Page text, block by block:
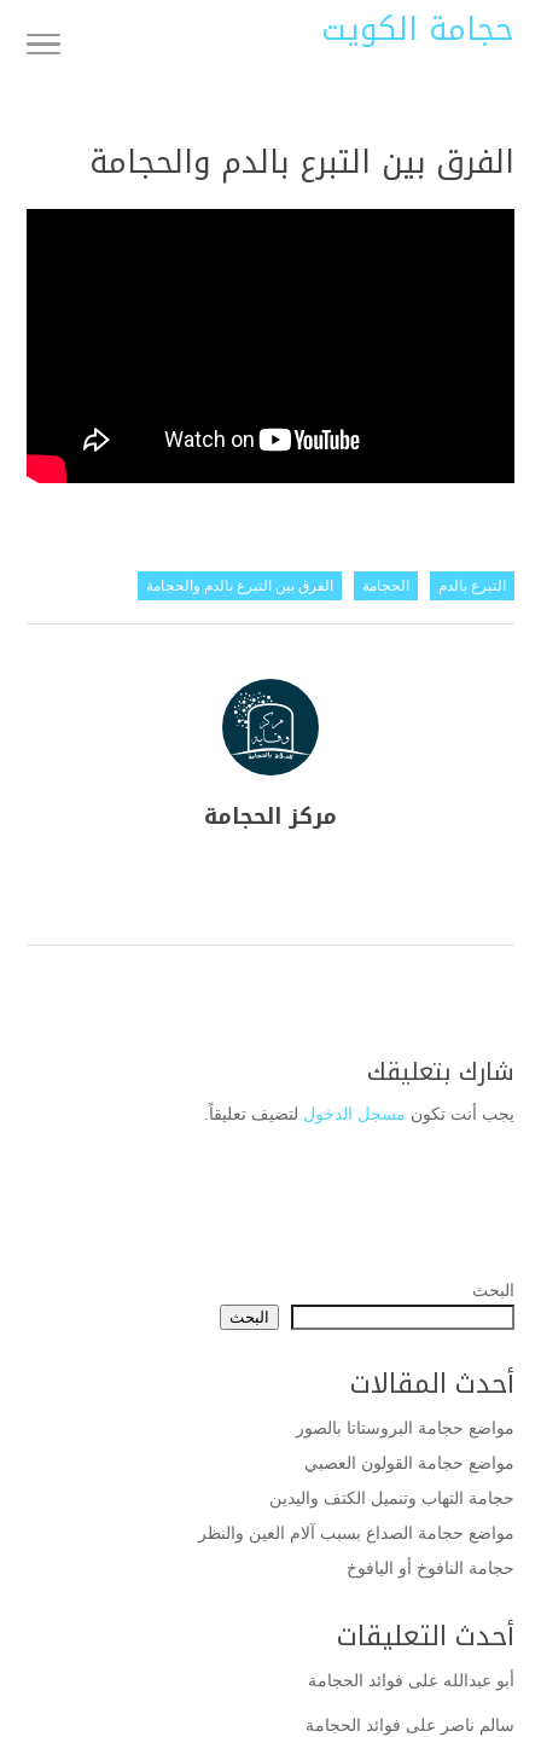
حجامة الكويت
الفرق بين التبرع بالدم والحجامة
التبرع بالدم الحجامة الفرق بين التبرع بالدم والحجامة
مركز الحجامة
شارك بتعليقك
يجب أنت تكون مسجل الدخول لتضيف تعليقاً.
البحث
البحث
أحدث المقالات
مواضع حجامة البروستاتا بالصور
مواضع حجامة القولون العصبي
حجامة التهاب وتنميل الكتف واليدين
مواضع حجامة الصداع بسبب آلام العين والنظر
حجامة النافوخ أو اليافوخ
أحدث التعليقات
أبو عبدالله على فوائد الحجامة
سالم ناصر على فوائد الحجامة